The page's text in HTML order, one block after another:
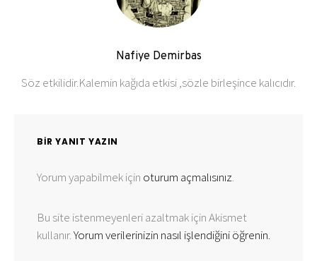
Nafiye Demirbas
Söz etkilidir.Kalemin kağıda etkisi ,sözle birleşince kalıcıdır.
BIR YANIT YAZIN
Yorum yapabilmek için oturum açmalısınız.
Bu site istenmeyenleri azaltmak için Akismet
kullanır.Yorum verilerinizin nasıl işlendiğini öğrenin.